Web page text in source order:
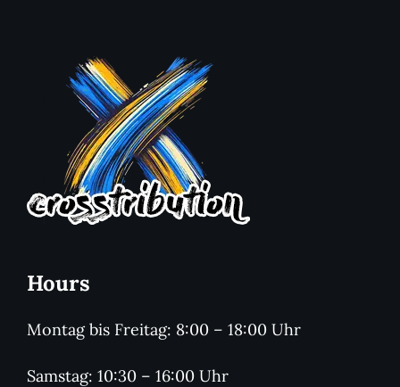
Hours
Montag bis Freitag: 8:00 – 18:00 Uhr
Samstag: 10:30 – 16:00 Uhr